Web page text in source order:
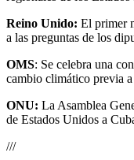
Reino Unido: El primer
a las preguntas de los
OMS: Se celebra una
cambio climático previa a
ONU: La Asamblea
de Estados Unidos a
///